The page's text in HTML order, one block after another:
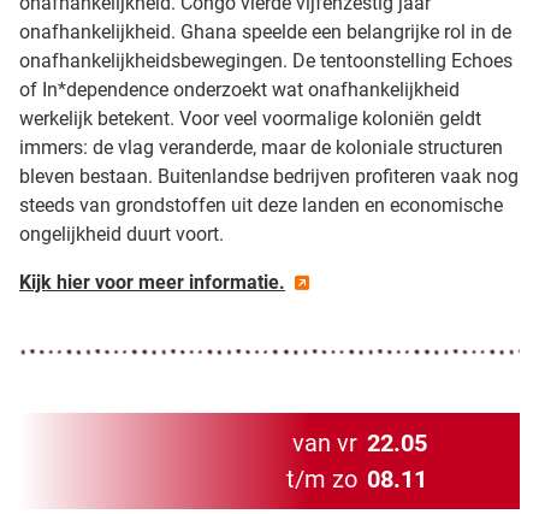
onafhankelijkheid. Ghana speelde een belangrijke rol in de
onafhankelijkheidsbewegingen. De tentoonstelling Echoes
of In*dependence onderzoekt wat onafhankelijkheid
werkelijk betekent. Voor veel voormalige koloniën geldt
immers: de vlag veranderde, maar de koloniale structuren
bleven bestaan. Buitenlandse bedrijven profiteren vaak nog
steeds van grondstoffen uit deze landen en economische
ongelijkheid duurt voort.
Kijk hier voor meer informatie.
van vr 22.05
t/m zo 08.11